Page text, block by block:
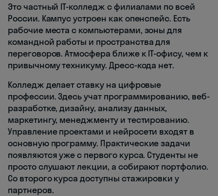
Это частный IT-колледж с филиалами по всей
России. Кампус устроен как опенспейс. Есть
рабочие места с компьютерами, зоны для
командной работы и пространства для
переговоров. Атмосфера ближе к IT-офису, чем к
привычному техникуму. Дресс-кода нет.
Колледж делает ставку на цифровые
профессии. Здесь учат программированию, веб-
разработке, дизайну, анализу данных,
маркетингу, менеджменту и тестированию.
Управление проектами и нейросети входят в
основную программу. Практические задачи
появляются уже с первого курса. Студенты не
просто слушают лекции, а собирают портфолио.
Со второго курса доступны стажировки у
партнеров.